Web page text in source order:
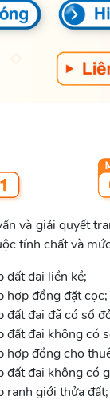
và giải quyết
tính chất và
đất đai liền kề;
hợp đồng đặt cọc;
đất đai đã có sổ
đất đai không có
hợp đồng cho
đất đai không có
ranh giới thửa đất;